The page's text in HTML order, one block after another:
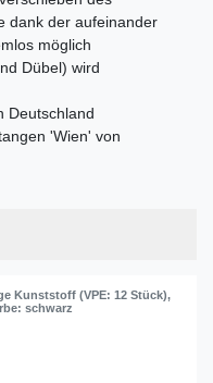
dank der aufeinander
möglich
Dübel) wird
Deutschland
'Wien' von
Kunststoff (VPE: 12 Stück),
schwarz